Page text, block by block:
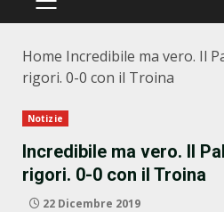
PRIMÄRES
Home Incredibile ma vero. Il
rigori. 0-0 con il Troina
Notizie
Incredibile ma vero. Il
rigori. 0-0 con il Troina
22 Dicembre 2019